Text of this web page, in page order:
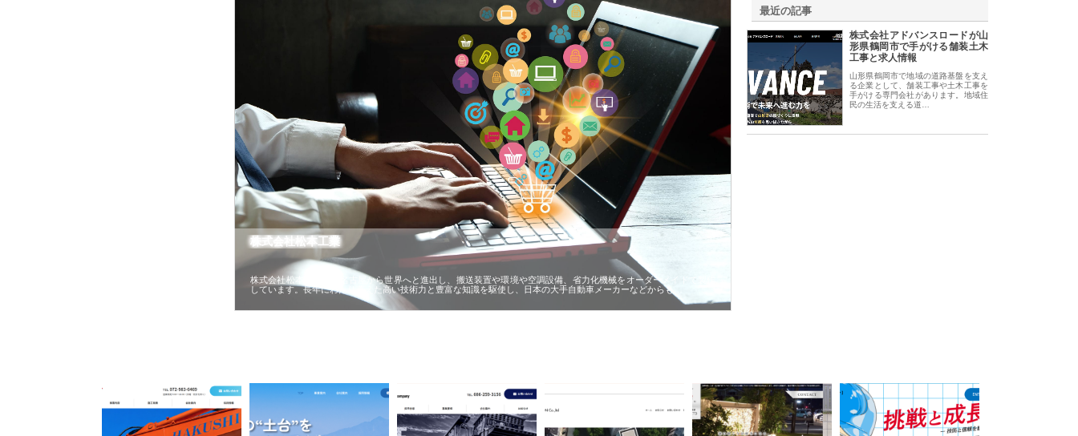
株式会社松本工業
株式会社松本工業は、名古屋から世界へと進出し、搬送装置や環境や空調設備、省力化機械をオーダーメイドで製作
しています。長年にわたり蓄えた高い技術力と豊富な知識を駆使し、日本の大手自動車メーカーなどからも…
最近の記事
株式会社アドバンスロードが山
形県鶴岡市で手がける舗装土木
工事と求人情報
山形県鶴岡市で地域の道路基盤を支え
る企業として、舗装工事や土木工事を
手がける専門会社があります。地域住
民の生活を支える道…